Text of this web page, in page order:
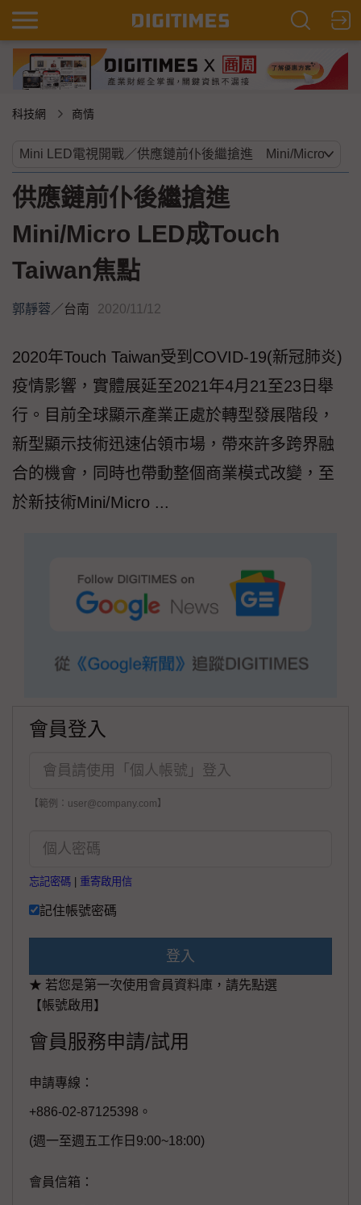
科技網 商情
供應鏈前仆後繼搶進
Mini/Micro LED成Touch
Taiwan焦點
郭靜蓉／台南 2020/11/12
2020年Touch Taiwan受到COVID-19(新冠肺炎)
疫情影響，實體展延至2021年4月21至23日舉
行。目前全球顯示產業正處於轉型發展階段，
新型顯示技術迅速佔領市場，帶來許多跨界融
合的機會，同時也帶動整個商業模式改變，至
於新技術Mini/Micro ...
會員登入
【範例：user@company.com】
忘記密碼 重寄啟用信
記住帳號密碼
登入
★ 若您是第一次使用會員資料庫，請先點選
【帳號啟用】
會員服務申請/試用
申請專線：
+886-02-87125398。
(週一至週五工作日9:00~18:00)
會員信箱：